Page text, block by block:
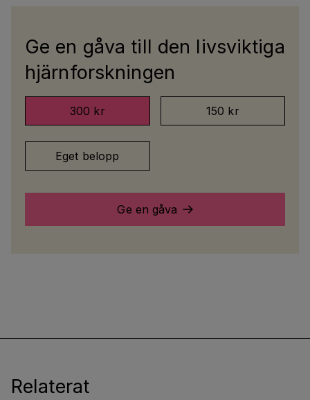
Ge en gåva till den livsviktiga
hjärnforskningen
300 kr 150 kr
Eget belopp
Ge en gåva
Relaterat